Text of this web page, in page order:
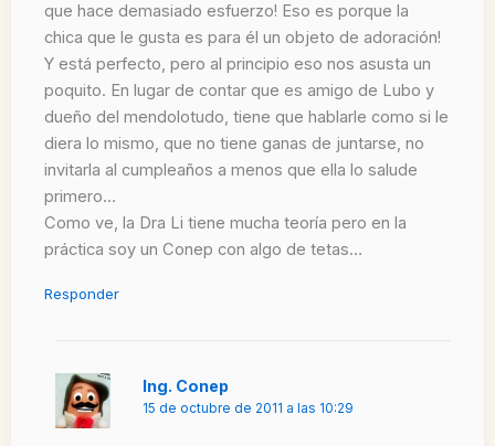
que hace demasiado esfuerzo! Eso es porque la
chica que le gusta es para él un objeto de adoración!
Y está perfecto, pero al principio eso nos asusta un
poquito. En lugar de contar que es amigo de Lubo y
dueño del mendolotudo, tiene que hablarle como si le
diera lo mismo, que no tiene ganas de juntarse, no
invitarla al cumpleaños a menos que ella lo salude
primero…
Como ve, la Dra Li tiene mucha teoría pero en la
práctica soy un Conep con algo de tetas…
Responder
Ing. Conep
15 de octubre de 2011 a las 10:29